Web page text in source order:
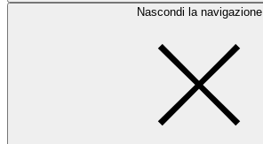
Nascondi la navigazione